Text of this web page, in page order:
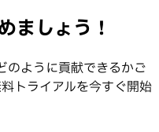
ましょう！
のように貢献できるかご
トライアルを今すぐ開始